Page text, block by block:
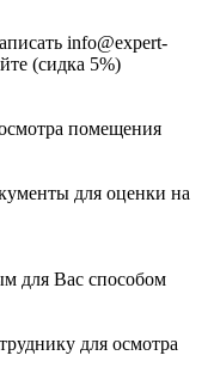
info@expert-
(сидка 5%)
помещения
для оценки на
для Вас способом
для осмотра